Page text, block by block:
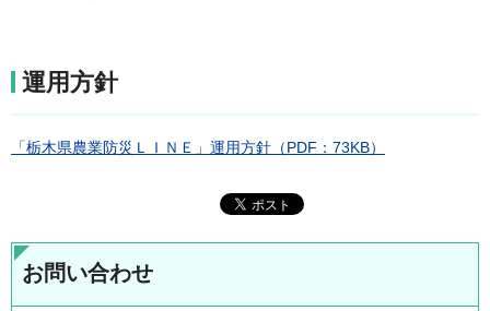
運用方針
「栃木県農業防災ＬＩＮＥ」運用方針（PDF：73KB）
お問い合わせ